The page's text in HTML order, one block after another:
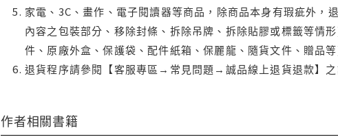
家電、3C、畫作、電子閱讀器等商品，除商品本身有瑕疵外
內容之包裝部分、移除封條、拆除吊牌、拆除貼膠或標籤等情
件、原廠外盒、保護袋、配件紙箱、保麗龍、隨貨文件、贈品等
退貨程序請參閱【客服專區→常見問題→誠品線上退貨退款】之
作者相關書籍